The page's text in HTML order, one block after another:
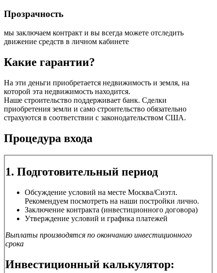
Прозрачность
мы заключаем контракт и вы всегда можете отследить
движение средств в личном кабинете
Какие гарантии?
На эти деньги приобретается недвижимость и земля, на
которой эта недвижимость находится.
Наше строительство поддерживает банк. Сделки
приобретения земли и само строительство обязательно
страхуются в соответствии с законодательством США.
Процедура входа
1. Подготовительный период
Обсуждение условий на месте Москва/Сиэтл.
Рекомендуем посмотреть на наши постройки лично.
Заключение контракта (инвестиционного договора)
Утверждение условий и графика платежей
Выплаты производятся по окончанию инвестиционного
срока
Инвестиционный калькулятор: